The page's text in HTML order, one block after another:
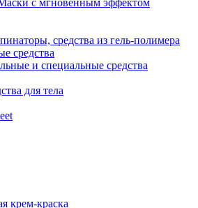
с мгновенным эффектом
средства из гель-полимера
средства
и специальные средства
для тела
крем-краска